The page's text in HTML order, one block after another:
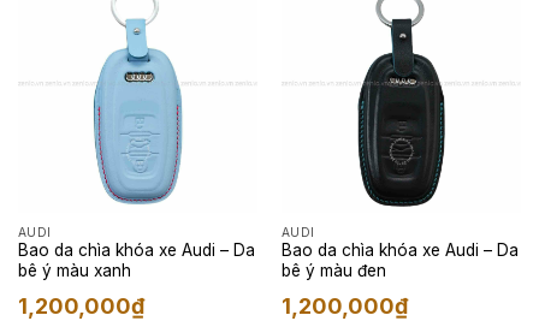
AUDI
Bao da chìa khóa xe Audi – Da
bê ý màu xanh
1,200,000₫
AUDI
Bao da chìa khóa xe Audi – Da
bê ý màu đen
1,200,000₫